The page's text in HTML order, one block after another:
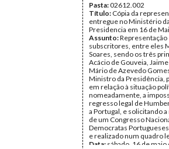
Pasta:02612.002
Título: Cópia da
entregue no Ministério
Presidencia em 16 de
Assunto:Representação
subscritores, entre eles
Soares, sendo os três
Acácio de Gouveia,
Mário de Azevedo
Ministro da Presidência,
em relação à situação
nomeadamente, a
regresso legal de
a Portugal, e solicitando
de um Congresso
Democratas
e realizado num quadro
Data: sábado, 16 de maio